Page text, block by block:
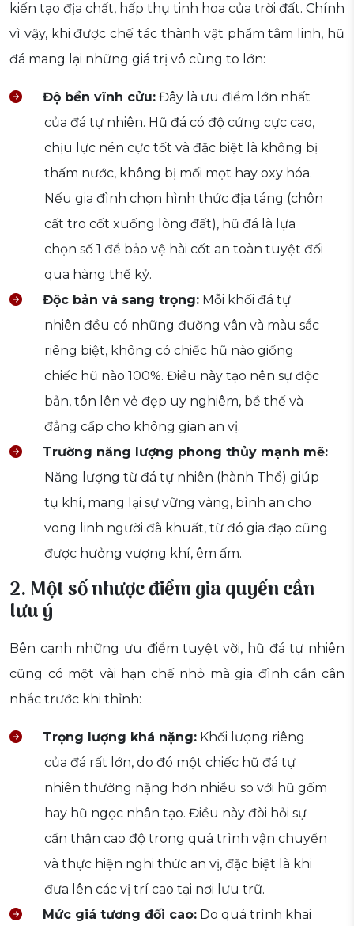
kiến tạo địa chất, hấp thụ tinh hoa của trời đất. Chính
vì vậy, khi được chế tác thành vật phẩm tâm linh, hũ
đá mang lại những giá trị vô cùng to lớn:
Độ bền vĩnh cửu: Đây là ưu điểm lớn nhất
của đá tự nhiên. Hũ đá có độ cứng cực cao,
chịu lực nén cực tốt và đặc biệt là không bị
thấm nước, không bị mối mọt hay oxy hóa.
Nếu gia đình chọn hình thức địa táng (chôn
cất tro cốt xuống lòng đất), hũ đá là lựa
chọn số 1 để bảo vệ hài cốt an toàn tuyệt đối
qua hàng thế kỷ.
Độc bản và sang trọng: Mỗi khối đá tự
nhiên đều có những đường vân và màu sắc
riêng biệt, không có chiếc hũ nào giống
chiếc hũ nào 100%. Điều này tạo nên sự độc
bản, tôn lên vẻ đẹp uy nghiêm, bề thế và
đẳng cấp cho không gian an vị.
Trường năng lượng phong thủy mạnh mẽ:
Năng lượng từ đá tự nhiên (hành Thổ) giúp
tụ khí, mang lại sự vững vàng, bình an cho
vong linh người đã khuất, từ đó gia đạo cũng
được hưởng vượng khí, êm ấm.
2. Một số nhược điểm gia quyến cần
lưu ý
Bên cạnh những ưu điểm tuyệt vời, hũ đá tự nhiên
cũng có một vài hạn chế nhỏ mà gia đình cần cân
nhắc trước khi thỉnh:
Trọng lượng khá nặng: Khối lượng riêng
của đá rất lớn, do đó một chiếc hũ đá tự
nhiên thường nặng hơn nhiều so với hũ gốm
hay hũ ngọc nhân tạo. Điều này đòi hỏi sự
cẩn thận cao độ trong quá trình vận chuyển
và thực hiện nghi thức an vị, đặc biệt là khi
đưa lên các vị trí cao tại nơi lưu trữ.
Mức giá tương đối cao: Do quá trình khai